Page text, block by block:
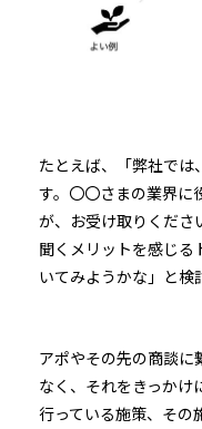
たとえば、「弊社では
す。〇〇さまの業界に
が、お受け取りくださ
聞くメリットを感じ
いてみようかな」と検
アポやその先の商談に
なく、それをきっかけ
行っている施策、その